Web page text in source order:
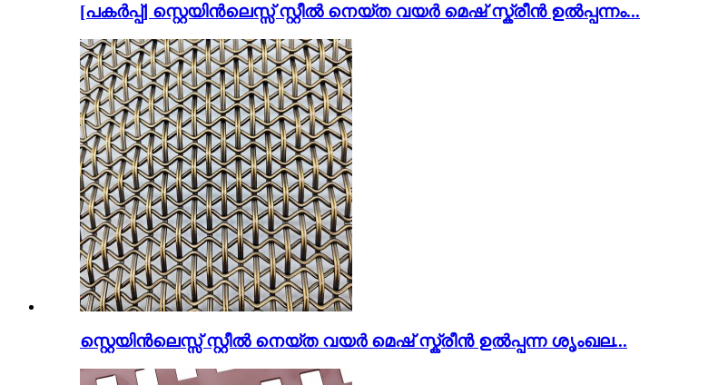
[പകർപ്പ്] സ്റ്റെയിൻലെസ്സ് സ്റ്റീൽ നെയ്ത വയർ മെഷ് സ്ക്രീൻ ഉൽപ്പന്നം...
സ്റ്റെയിൻലെസ്സ് സ്റ്റീൽ നെയ്ത വയർ മെഷ് സ്ക്രീൻ ഉൽപ്പന്ന ശൃംഖല...